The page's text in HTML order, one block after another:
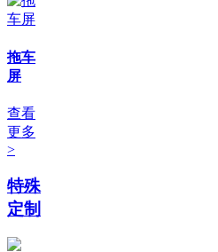
拖车
屏
查看
更多
>
特殊
定制